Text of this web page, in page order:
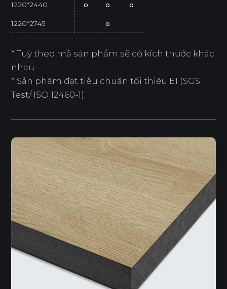
1220*2440 o o o
1220*2745 o
* Tuỳ theo mã sản phẩm sẽ có kích thước khác
nhau.
* Sản phẩm đạt tiêu chuẩn tối thiểu E1 (SGS
Test/ ISO 12460-1).